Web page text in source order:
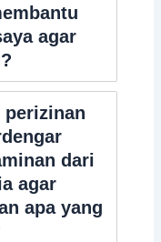
agar
perizinan
dari
agar
apa yang